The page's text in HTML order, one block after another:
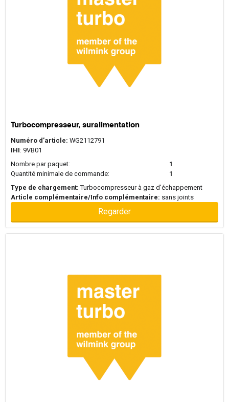
Mitsubishi Private label
Turbocompresseur, suralimentation
Numéro d’article: WG2112791
IHI: 9VB01
Nombre par paquet:
1
Quantité minimale de commande:
1
Type de chargement: Turbocompresseur à gaz d'échappement
Article complémentaire/Info complémentaire: sans joints
Regarder